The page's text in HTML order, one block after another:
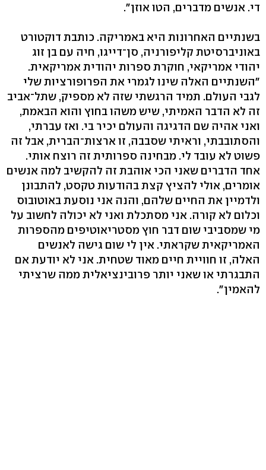
די. אנשים מדברים, הטו אוזן".
בשנתיים האחרונות היא באמריקה. כותבת דוקטורט
באוניברסיטת קליפורניה, סן־דייגו, חיה עם בן זוג
יהודי אמריקאי, חוקרת ספרות יהודית אמריקאית.
"השנתיים האלה שינו לגמרי את הפרופורציות שלי
לגבי העולם. תמיד הרגשתי שזה לא מספיק, שתל־אביב
זה לא הדבר האמיתי, שיש משהו בחוץ והוא הבאמת,
ואני אהיה שם הדגיגה והעולם יכיר בי. ואז עברתי,
והסתובבתי, וראיתי שסבבה, זו ארצות־הברית, אבל זה
פשוט לא עובד לי. מבחינה ספרותית זה רוצח אותי.
אחד הדברים שאני הכי אוהבת זה להקשיב למה אנשים
אומרים, אולי להציץ קצת בהודעות טקסט, להתבונן
ולדמיין את החיים שלהם, והנה אני נוסעת באוטובוס
וכלום לא קורה. אני מסתכלת ואני לא יכולה לחשוב על
מי שמסביבי שום דבר חוץ מסטריאוטיפים מהספרות
האמריקאית שקראתי. אין לי שום גישה לאנשים
האלה, זו חוויית חיים מאוד שטחית. אני לא יודעת אם
התבגרתי או שאני יותר פרובינציאלית ממה שרציתי
להאמין".